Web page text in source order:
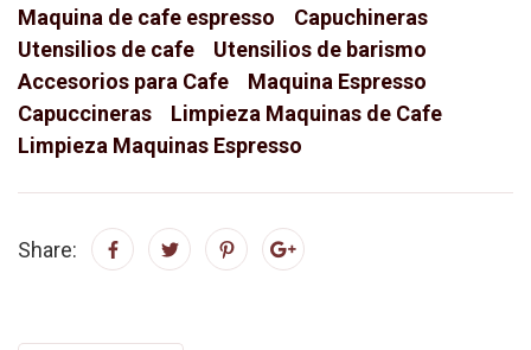
Maquina de cafe espresso
Capuchineras
Utensilios de cafe
Utensilios de barismo
Accesorios para Cafe
Maquina Espresso
Capuccineras
Limpieza Maquinas de Cafe
Limpieza Maquinas Espresso
Share: